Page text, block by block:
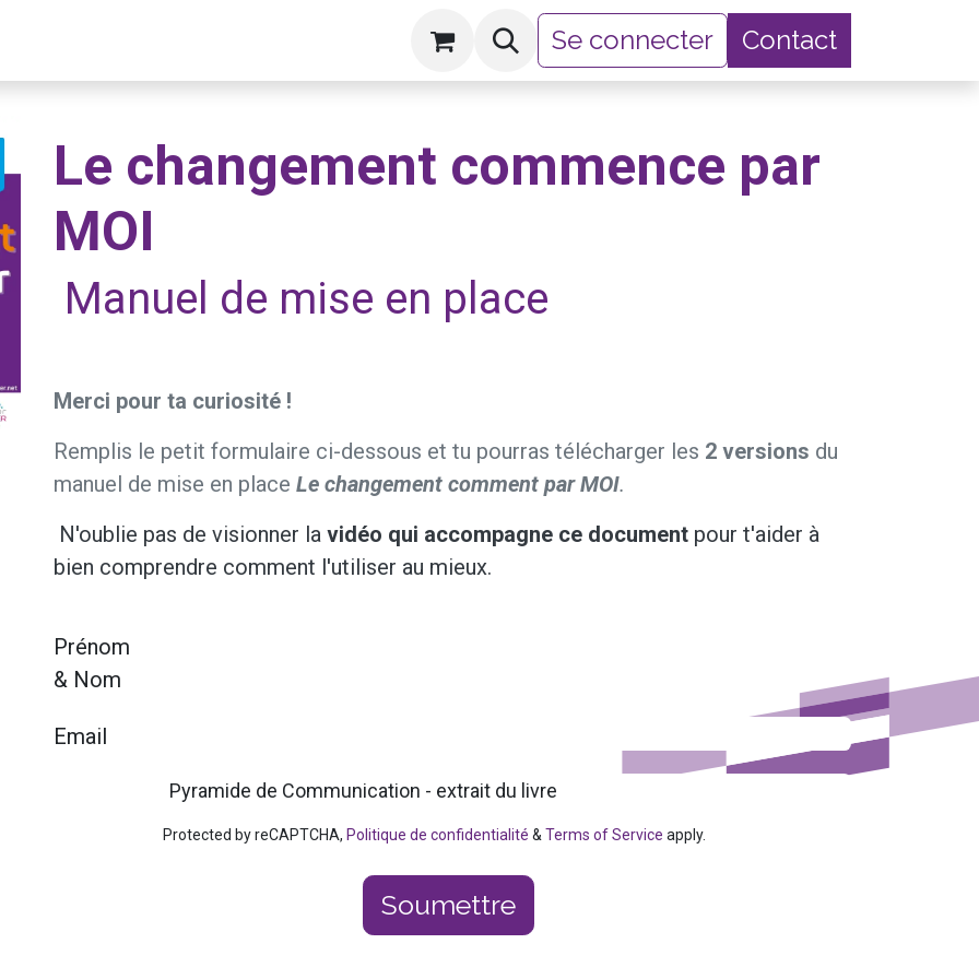
Blog Shop Se connecter Contact
Le changement commence par
MOI
Manuel de mise en place
Merci pour ta curiosité !
Remplis le petit formulaire ci-dessous et tu pourras télécharger les 2 versions du
manuel de mise en place Le changement comment par MOI.
N'oublie pas de visionner la vidéo qui accompagne ce document pour t'aider à
bien comprendre comment l'utiliser au mieux.
Prénom
& Nom
Email
Protected by reCAPTCHA, Politique de confidentialité & Terms of Service apply.
Soumettre